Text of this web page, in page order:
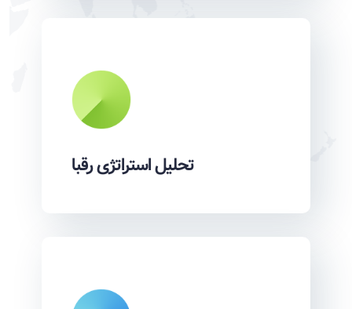
تحلیل استراتژی رقبا